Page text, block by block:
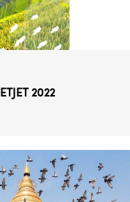
2022